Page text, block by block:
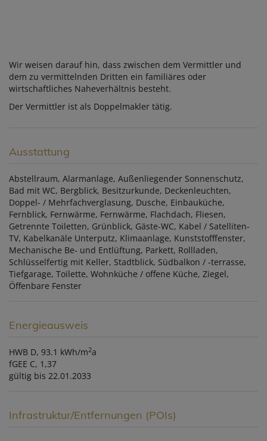
Wir weisen darauf hin, dass zwischen dem Vermittler und
dem zu vermittelnden Dritten ein familiäres oder
wirtschaftliches Naheverhältnis besteht.
Der Vermittler ist als Doppelmakler tätig.
Ausstattung
Abstellraum Alarmanlage Außenliegender Sonnenschutz
Bad mit WC Bergblick Besitzurkunde Deckenleuchten
Doppel- / Mehrfachverglasung Dusche Einbauküche
Fernblick Fernwärme Fernwärme Flachdach Fliesen
Getrennte Toiletten Grünblick Gäste-WC Kabel / Satelliten-
TV Kabelkanäle Unterputz Klimaanlage Kunststofffenster
Mechanische Be- und Entlüftung Parkett Rollladen
Schlüsselfertig mit Keller Stadtblick Südbalkon / -terrasse
Tiefgarage Toilette Wohnküche / offene Küche Ziegel
Öffenbare Fenster
Energieausweis
HWB D, 93.1 kWh/m2a
fGEE C, 1,37
gültig bis 22.01.2033
Infrastruktur/Entfernungen (POIs)